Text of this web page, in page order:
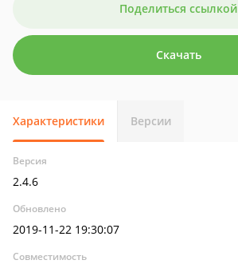
Поделиться ссылкой
Скачать
Характеристики Версии
Версия
2.4.6
Обновлено
2019-11-22 19:30:07
Совместимость